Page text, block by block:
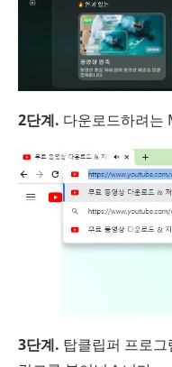
2단계. 다운로드하려는
3단계. 탑클립퍼 프로